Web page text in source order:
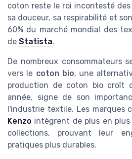
coton reste le roi incontesté
sa douceur, sa respirabilité et
60% du marché mondial des
de Statista.
De nombreux consommateurs
vers le coton bio, une
production de coton bio croît
année, signe de son
l'industrie textile. Les marques
Kenzo intègrent de plus en
collections, prouvant leur
pratiques plus durables.